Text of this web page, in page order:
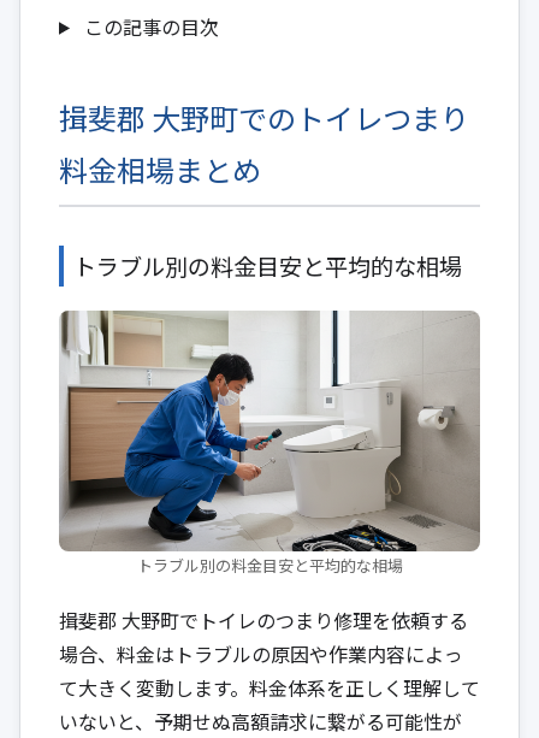
この記事の目次
揖斐郡 大野町でのトイレつまり
料金相場まとめ
トラブル別の料金目安と平均的な相場
トラブル別の料金目安と平均的な相場
揖斐郡 大野町でトイレのつまり修理を依頼する
場合、料金はトラブルの原因や作業内容によっ
て大きく変動します。料金体系を正しく理解して
いないと、予期せぬ高額請求に繋がる可能性が